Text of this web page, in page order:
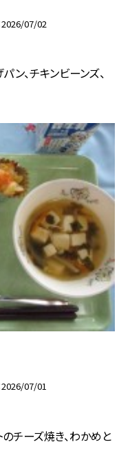
2026/07/02
ン、チキンビーンズ、
2026/07/01
チーズ焼き、わかめと